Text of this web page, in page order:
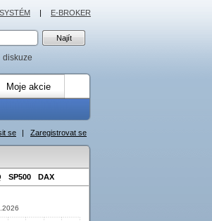
diskuze
Moje akcie
se | Zaregistrovat se
SP500 DAX
| E-BROKER